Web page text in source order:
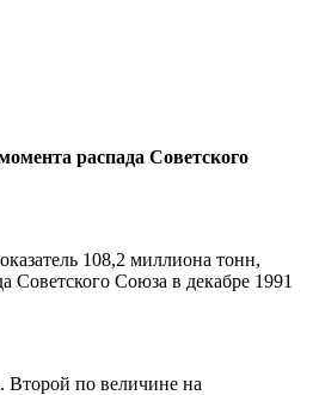
распада Советского
108,2 миллиона тонн,
Советского Союза в декабре 1991
Второй по величине на